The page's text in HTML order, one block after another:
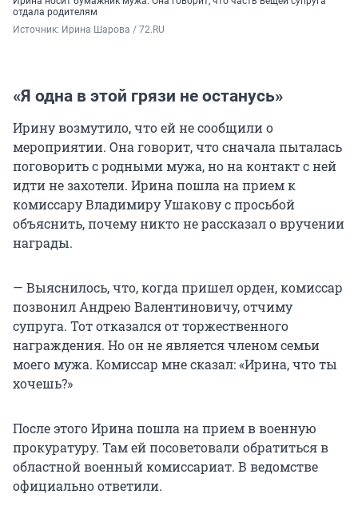
отдала родителям
Источник: Ирина Шарова / 72.RU
«Я одна в этой грязи не останусь»
Ирину возмутило, что ей не сообщили о
мероприятии. Она говорит, что сначала пыталась
поговорить с родными мужа, но на контакт с ней
идти не захотели. Ирина пошла на прием к
комиссару Владимиру Ушакову с просьбой
объяснить, почему никто не рассказал о вручении
награды.
— Выяснилось, что, когда пришел орден, комиссар
позвонил Андрею Валентиновичу, отчиму
супруга. Тот отказался от торжественного
награждения. Но он не является членом семьи
моего мужа. Комиссар мне сказал: «Ирина, что ты
хочешь?»
После этого Ирина пошла на прием в военную
прокуратуру. Там ей посоветовали обратиться в
областной военный комиссариат. В ведомстве
официально ответили.